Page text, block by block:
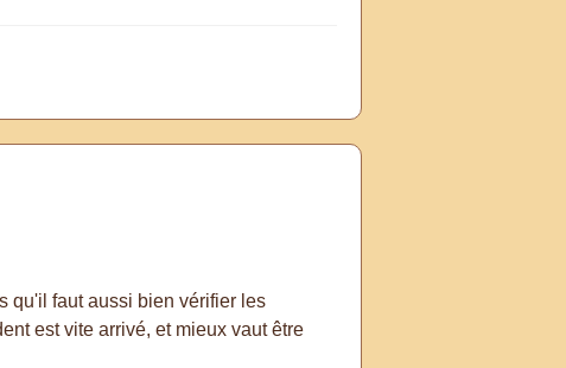
qu'il faut aussi bien vérifier les
est vite arrivé, et mieux vaut être